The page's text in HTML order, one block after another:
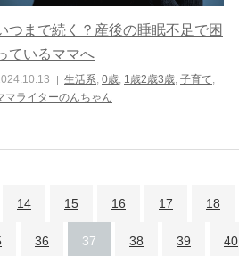
つまで続く？産後の睡眠不足で困
ているママへ
生活系, 0歳, 1歳2歳3歳, 子育て,
マライターのんちゃん
14 15 16 17 18
36 37 38 39 40